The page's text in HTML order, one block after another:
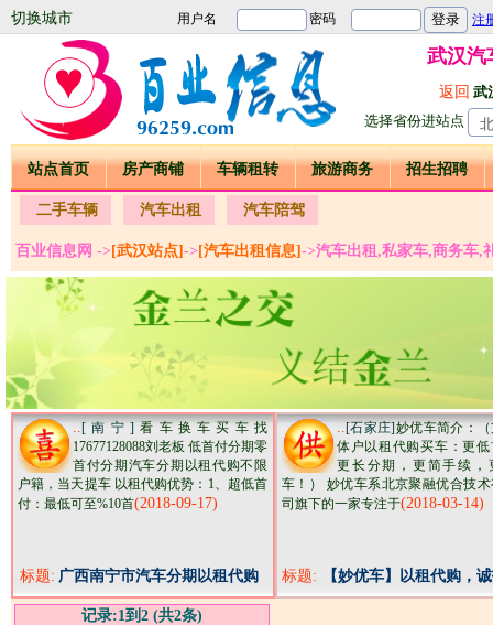
切换城市
武汉汽
返回 武
选择省份进站点
站点首页 房产商铺 车辆租转 旅游商务 招生招聘
二手车辆 汽车出租 汽车陪驾
百业信息网 -> [武汉站点] -> [汽车出租信息] ->汽车出租,私家车,商务车,
..[南宁] 看车换车买车找
17677128088刘老板 低首付分期零
首付分期汽车分期以租代购不限
户籍，当天提车 以租代购优势：1、超低首
付：最低可至%10首(2018-09-17)
标题: 广西南宁市汽车分期以租代购
不限户籍当天提车
..[石家庄]妙优车简介：
体户以租代购买车：更低
更长分期，更简手续，
车！） 妙优车系北京聚融优合技
司旗下的一家专注于(2018-03-14)
标题:
【妙优车】以租代购，
县市代理
记录:1到2 (共2条)